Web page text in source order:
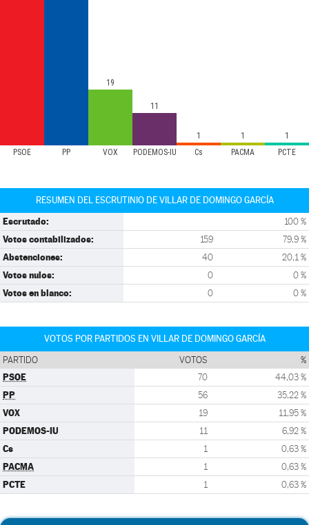
PSOE PP VOX PODEMOS-IU Cs PACMA PCTE
19
11
1 1 1
RESUMEN DEL ESCRUTINIO DE VILLAR DE DOMINGO GARCÍA
Escrutado: 100 %
Votos contabilizados: 159 79,9 %
Abstenciones: 40 20,1 %
Votos nulos: 0 0 %
Votos en blanco: 0 0 %
VOTOS POR PARTIDOS EN VILLAR DE DOMINGO GARCÍA
PARTIDO VOTOS %
PSOE 70 44,03 %
PP 56 35,22 %
VOX 19 11,95 %
PODEMOS-IU 11 6,92 %
Cs 1 0,63 %
PACMA 1 0,63 %
PCTE 1 0,63 %